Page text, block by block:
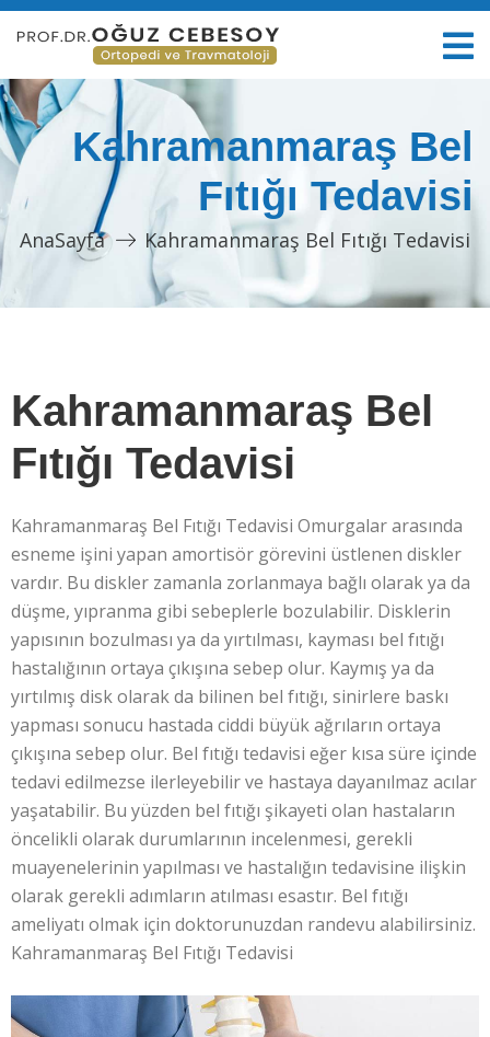
Kahramanmaraş Bel
Fıtığı Tedavisi
AnaSayfa Kahramanmaraş Bel Fıtığı Tedavisi
Kahramanmaraş Bel
Fıtığı Tedavisi
Kahramanmaraş Bel Fıtığı Tedavisi Omurgalar arasında
esneme işini yapan amortisör görevini üstlenen diskler
vardır. Bu diskler zamanla zorlanmaya bağlı olarak ya da
düşme, yıpranma gibi sebeplerle bozulabilir. Disklerin
yapısının bozulması ya da yırtılması, kayması bel fıtığı
hastalığının ortaya çıkışına sebep olur. Kaymış ya da
yırtılmış disk olarak da bilinen bel fıtığı, sinirlere baskı
yapması sonucu hastada ciddi büyük ağrıların ortaya
çıkışına sebep olur. Bel fıtığı tedavisi eğer kısa süre içinde
tedavi edilmezse ilerleyebilir ve hastaya dayanılmaz acılar
yaşatabilir. Bu yüzden bel fıtığı şikayeti olan hastaların
öncelikli olarak durumlarının incelenmesi, gerekli
muayenelerinin yapılması ve hastalığın tedavisine ilişkin
olarak gerekli adımların atılması esastır. Bel fıtığı
ameliyatı olmak için doktorunuzdan randevu alabilirsiniz.
Kahramanmaraş Bel Fıtığı Tedavisi